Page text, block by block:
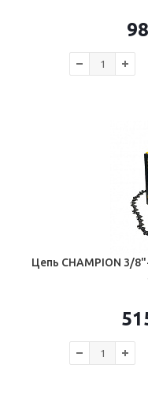
98
Цепь СHAMPION 3/